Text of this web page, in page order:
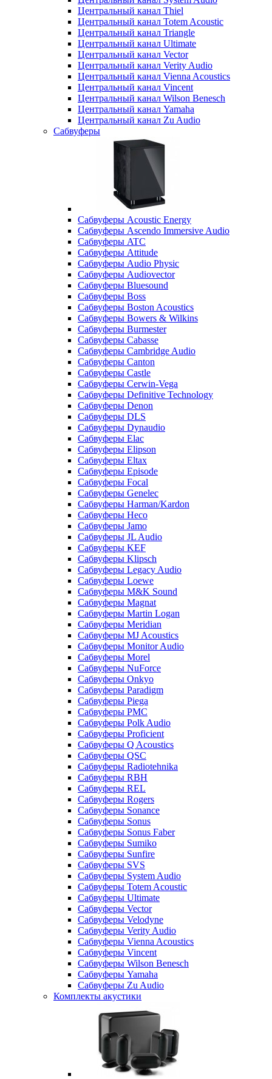
Центральный канал Thiel
Центральный канал Totem Acoustic
Центральный канал Triangle
Центральный канал Ultimate
Центральный канал Vector
Центральный канал Verity Audio
Центральный канал Vienna Acoustics
Центральный канал Vincent
Центральный канал Wilson Benesch
Центральный канал Yamaha
Центральный канал Zu Audio
Сабвуферы
Сабвуферы Acoustic Energy
Сабвуферы Ascendo Immersive Audio
Сабвуферы ATC
Сабвуферы Attitude
Сабвуферы Audio Physic
Сабвуферы Audiovector
Сабвуферы Bluesound
Сабвуферы Boss
Сабвуферы Boston Acoustics
Сабвуферы Bowers & Wilkins
Сабвуферы Burmester
Сабвуферы Cabasse
Сабвуферы Cambridge Audio
Сабвуферы Canton
Сабвуферы Castle
Сабвуферы Cerwin-Vega
Сабвуферы Definitive Technology
Сабвуферы Denon
Сабвуферы DLS
Сабвуферы Dynaudio
Сабвуферы Elac
Сабвуферы Elipson
Сабвуферы Eltax
Сабвуферы Episode
Сабвуферы Focal
Сабвуферы Genelec
Сабвуферы Harman/Kardon
Сабвуферы Heco
Сабвуферы Jamo
Сабвуферы JL Audio
Сабвуферы KEF
Сабвуферы Klipsch
Сабвуферы Legacy Audio
Сабвуферы Loewe
Сабвуферы M&K Sound
Сабвуферы Magnat
Сабвуферы Martin Logan
Сабвуферы Meridian
Сабвуферы MJ Acoustics
Сабвуферы Monitor Audio
Сабвуферы Morel
Сабвуферы NuForce
Сабвуферы Onkyo
Сабвуферы Paradigm
Сабвуферы Piega
Сабвуферы PMC
Сабвуферы Polk Audio
Сабвуферы Proficient
Сабвуферы Q Acoustics
Сабвуферы QSC
Сабвуферы Radiotehnika
Сабвуферы RBH
Сабвуферы REL
Сабвуферы Rogers
Сабвуферы Sonance
Сабвуферы Sonus
Сабвуферы Sonus Faber
Сабвуферы Sumiko
Сабвуферы Sunfire
Сабвуферы SVS
Сабвуферы System Audio
Сабвуферы Totem Acoustic
Сабвуферы Ultimate
Сабвуферы Vector
Сабвуферы Velodyne
Сабвуферы Verity Audio
Сабвуферы Vienna Acoustics
Сабвуферы Vincent
Сабвуферы Wilson Benesch
Сабвуферы Yamaha
Сабвуферы Zu Audio
Комплекты акустики